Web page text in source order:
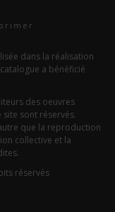
dans la réalisation
a bénéficié
des oeuvres
sont réservés.
que la reproduction
collective et la
réservés